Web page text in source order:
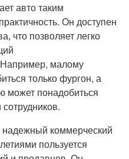
авто таким
Он доступен
что позволяет легко
Например, малому
только фургон, а
может понадобиться
коммерческий
пользуется